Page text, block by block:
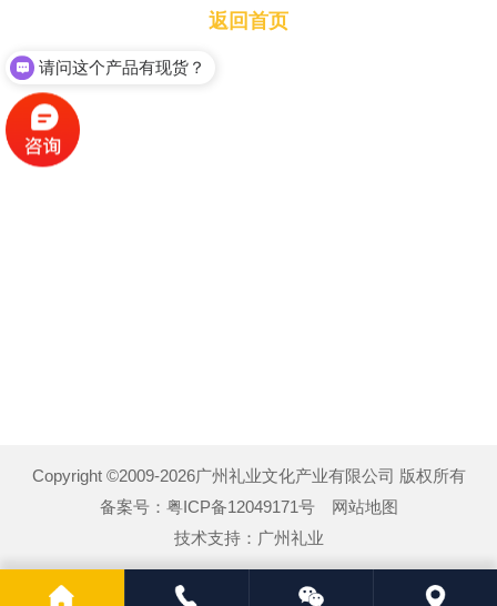
返回首页
Copyright ©2009-2026广州礼业文化产业有限公司 版权所有
备案号： 粤ICP备12049171号
网站地图
技术支持： 广州礼业
请问这个产品有现货？